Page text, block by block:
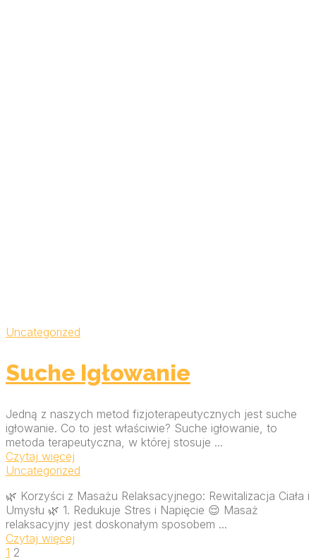
Uncategorized
Suche Igłowanie
Jedną z naszych metod fizjoterapeutycznych jest suche
igłowanie. Co to jest właściwie? Suche igłowanie, to
metoda terapeutyczna, w której stosuje ...
Czytaj więcej
Uncategorized
🌿 Korzyści z Masażu Relaksacyjnego: Rewitalizacja Ciała i
Umysłu 🌿 1. Redukuje Stres i Napięcie 😌 Masaż
relaksacyjny jest doskonałym sposobem ...
Czytaj więcej
1 2